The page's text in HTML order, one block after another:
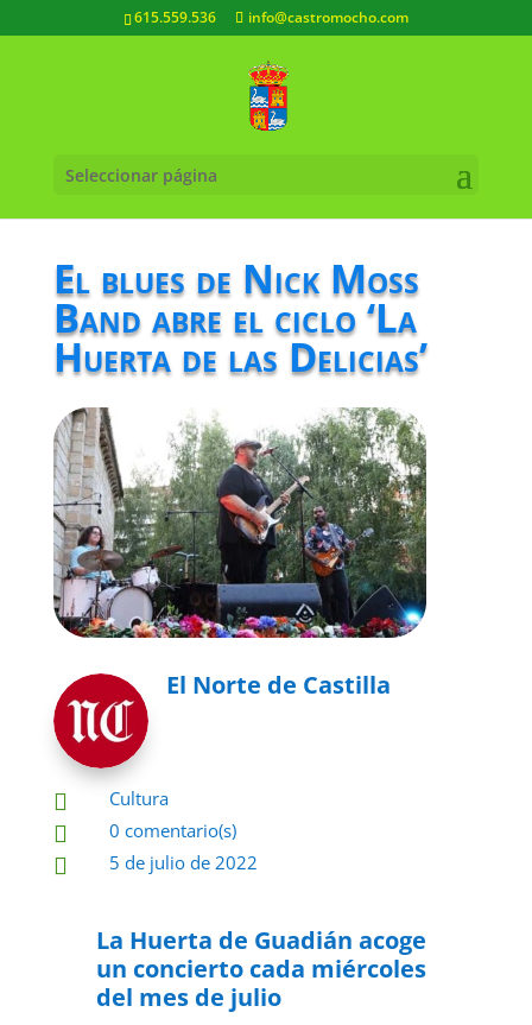
615.559.536 info@castromocho.com
Seleccionar página
El blues de Nick Moss
Band abre el ciclo ‘La
Huerta de las Delicias’
El Norte de Castilla
 Cultura
 0 comentario(s)
 5 de julio de 2022
La Huerta de Guadián acoge
un concierto cada miércoles
del mes de julio